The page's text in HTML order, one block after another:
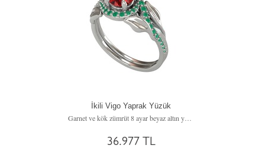
İkili Vigo Yaprak Yüzük
Garnet ve kök zümrüt 8 ayar beyaz altın yüzük
36.977 TL